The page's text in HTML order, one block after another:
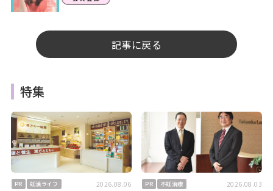
記事に戻る
特集
PR 妊活ライフ 2026.08.06 PR 不妊治療 2026.08.03